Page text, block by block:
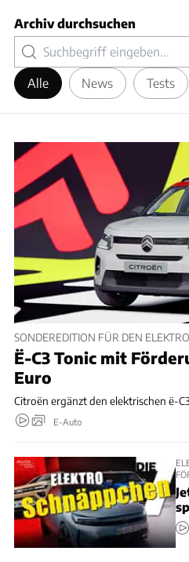
Archiv durchsuchen
Alle News Tests
SONDEREDITION FÜR DEN
Ë-C3 Tonic mit
Euro
Citroën ergänzt den elektrischen ë-
E-Auto